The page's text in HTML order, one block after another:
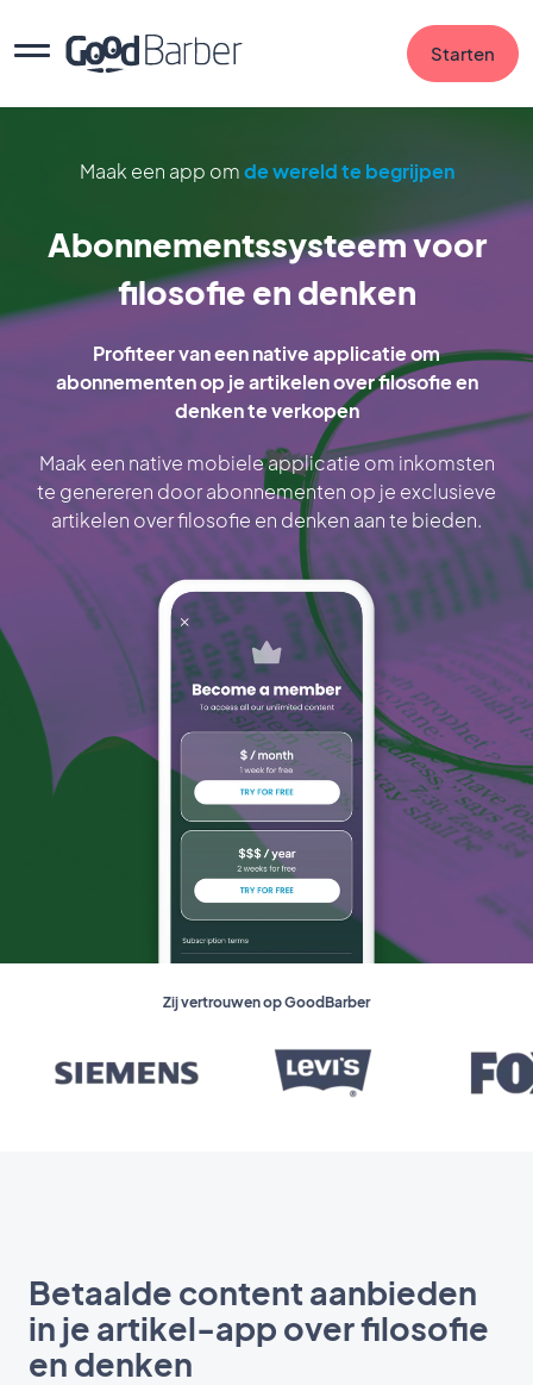
Starten
Maak een app omde wereld te begrijpen
Abonnementssysteem voor
filosofie en denken
Profiteer van een native applicatie om
abonnementen op je artikelen over filosofie en
denken te verkopen
Maak een native mobiele applicatie om inkomsten
te genereren door abonnementen op je exclusieve
artikelen over filosofie en denken aan te bieden.
Zij vertrouwen op GoodBarber
Betaalde content aanbieden
in je artikel-app over filosofie
en denken